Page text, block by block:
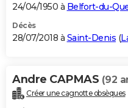
24/04/1950 à Belfort-du-
Décès
28/07/2018 à Saint-Denis (
Andre CAPMAS (92
Créer une cagnotte obsèques